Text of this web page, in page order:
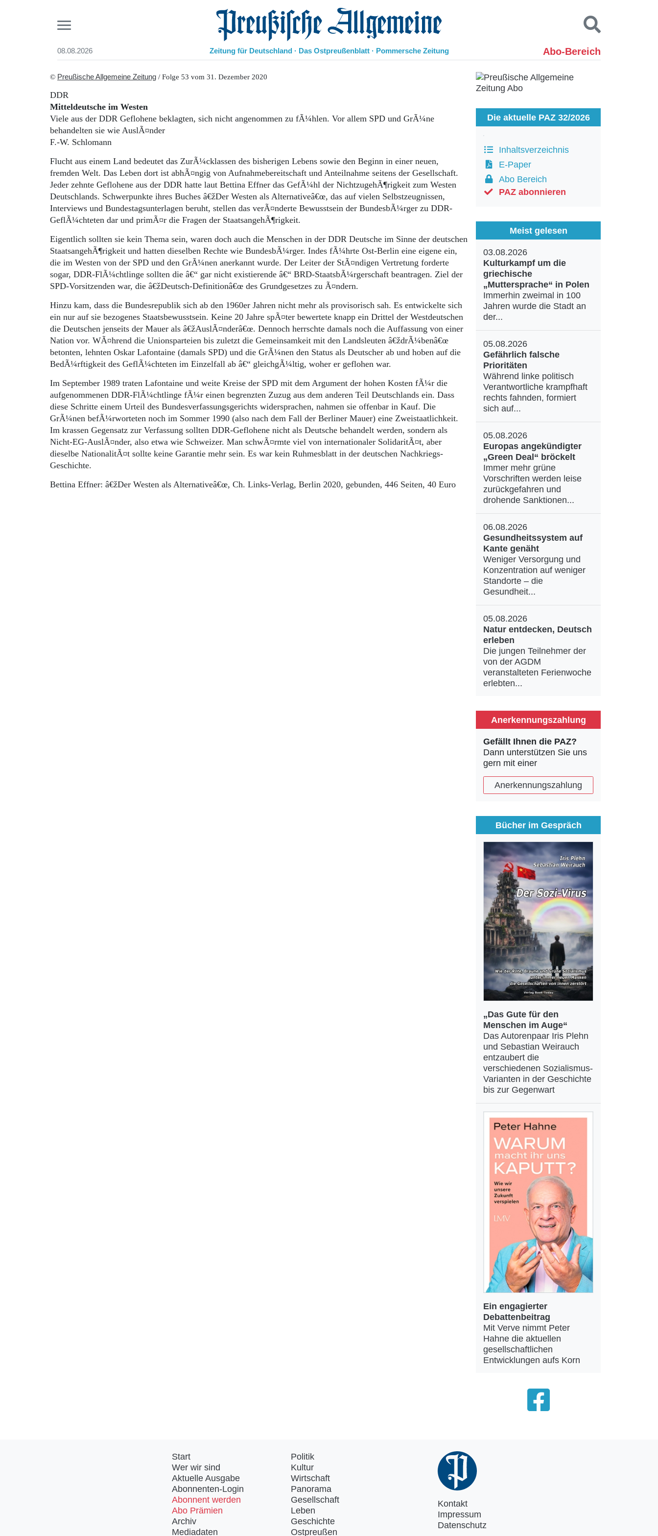
08.08.2026 Preußische Allgemeine Zeitung
Zeitung für Deutschland · Das Ostpreußenblatt · Pommersche Zeitung Abo-Bereich
Start
Abonnenten-Login
Abonnent werden
Abo Prämien
Archiv
Gesellschaft
Pommern
Berlin-Brandenburg
Schlesien
Danzig und Westpreußen
Bücher
Kontakt
Suchen und finden
© Preußische Allgemeine Zeitung / Folge 53 vom 31. Dezember 2020
DDR
Mitteldeutsche im Westen
Viele aus der DDR Geflohene beklagten, sich nicht angenommen zu fÃ¼hlen. Vor allem SPD und GrÃ¼ne
behandelten sie wie AuslÃ¤nder
F.-W. Schlomann
Flucht aus einem Land bedeutet das ZurÃ¼cklassen des bisherigen Lebens sowie den Beginn in einer neuen,
fremden Welt. Das Leben dort ist abhÃ¤ngig von Aufnahmebereitschaft und Anteilnahme seitens der Gesellschaft.
Jeder zehnte Geflohene aus der DDR hatte laut Bettina Effner das GefÃ¼hl der NichtzugehÃ¶rigkeit zum Westen
Deutschlands. Schwerpunkte ihres Buches â€žDer Westen als Alternativeâ€œ, das auf vielen Selbstzeugnissen,
Interviews und Bundestagsunterlagen beruht, stellen das verÃ¤nderte Bewusstsein der BundesbÃ¼rger zu DDR-
GeflÃ¼chteten dar und primÃ¤r die Fragen der StaatsangehÃ¶rigkeit.
Eigentlich sollten sie kein Thema sein, waren doch auch die Menschen in der DDR Deutsche im Sinne der deutschen
StaatsangehÃ¶rigkeit und hatten dieselben Rechte wie BundesbÃ¼rger. Indes fÃ¼hrte Ost-Berlin eine eigene ein,
die im Westen von der SPD und den GrÃ¼nen anerkannt wurde. Der Leiter der StÃ¤ndigen Vertretung forderte
sogar, DDR-FlÃ¼chtlinge sollten die â€“ gar nicht existierende â€“ BRD-StaatsbÃ¼rgerschaft beantragen. Ziel der
SPD-Vorsitzenden war, die â€žDeutsch-Definitionâ€œ des Grundgesetzes zu Ã¤ndern.
Hinzu kam, dass die Bundesrepublik sich ab den 1960er Jahren nicht mehr als provisorisch sah. Es entwickelte sich
ein nur auf sie bezogenes Staatsbewusstsein. Keine 20 Jahre spÃ¤ter bewertete knapp ein Drittel der Westdeutschen
die Deutschen jenseits der Mauer als â€žAuslÃ¤nderâ€œ. Dennoch herrschte damals noch die Auffassung von einer
Nation vor. WÃ¤hrend die Unionsparteien bis zuletzt die Gemeinsamkeit mit den Landsleuten â€ždrÃ¼benâ€œ
betonten, lehnten Oskar Lafontaine (damals SPD) und die GrÃ¼nen den Status als Deutscher ab und hoben auf die
BedÃ¼rftigkeit des GeflÃ¼chteten im Einzelfall ab â€“ gleichgÃ¼ltig, woher er geflohen war.
Im September 1989 traten Lafontaine und weite Kreise der SPD mit dem Argument der hohen Kosten fÃ¼r die
aufgenommenen DDR-FlÃ¼chtlinge fÃ¼r einen begrenzten Zuzug aus dem anderen Teil Deutschlands ein. Dass
diese Schritte einem Urteil des Bundesverfassungsgerichts widersprachen, nahmen sie offenbar in Kauf. Die
GrÃ¼nen befÃ¼rworteten noch im Sommer 1990 (also nach dem Fall der Berliner Mauer) eine Zweistaatlichkeit.
Im krassen Gegensatz zur Verfassung sollten DDR-Geflohene nicht als Deutsche behandelt werden, sondern als
Nicht-EG-AuslÃ¤nder, also etwa wie Schweizer. Man schwÃ¤rmte viel von internationaler SolidaritÃ¤t, aber
dieselbe NationalitÃ¤t sollte keine Garantie mehr sein. Es war kein Ruhmesblatt in der deutschen Nachkriegs-
Geschichte.
Bettina Effner: â€žDer Westen als Alternativeâ€œ, Ch. Links-Verlag, Berlin 2020, gebunden, 446 Seiten, 40 Euro
Die aktuelle PAZ 32/2026
Inhaltsverzeichnis
E-Paper
Abo Bereich
PAZ abonnieren
Meist gelesen
03.08.2026
Kulturkampf um die
griechische
„Muttersprache“ in Polen
Immerhin zweimal in 100
Jahren wurde die Stadt an
der...
05.08.2026
Gefährlich falsche
Prioritäten
Während linke politisch
Verantwortliche krampfhaft
rechts fahnden, formiert
sich auf...
05.08.2026
Europas angekündigter
„Green Deal“ bröckelt
Immer mehr grüne
Vorschriften werden leise
zurückgefahren und
drohende Sanktionen...
06.08.2026
Gesundheitssystem auf
Kante genäht
Weniger Versorgung und
Konzentration auf weniger
Standorte – die
Gesundheit...
05.08.2026
Natur entdecken, Deutsch
erleben
Die jungen Teilnehmer der
von der AGDM
veranstalteten Ferienwoche
erlebten...
Anerkennungszahlung
Gefällt Ihnen die PAZ?
Dann unterstützen Sie uns
gern mit einer
Anerkennungszahlung
Bücher im Gespräch
„Das Gute für den
Menschen im Auge“
Das Autorenpaar Iris Plehn
und Sebastian Weirauch
entzaubert die
verschiedenen Sozialismus-
Varianten in der Geschichte
bis zur Gegenwart
Ein engagierter
Debattenbeitrag
Mit Verve nimmt Peter
Hahne die aktuellen
gesellschaftlichen
Entwicklungen aufs Korn
Start
Wer wir sind
Aktuelle Ausgabe
Abonnenten-Login
Abonnent werden
Abo Prämien
Archiv
Mediadaten
Politik
Kultur
Wirtschaft
Panorama
Gesellschaft
Leben
Geschichte
Ostpreußen
Kontakt
Impressum
Datenschutz